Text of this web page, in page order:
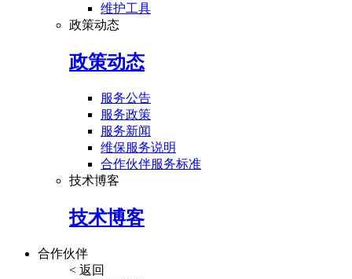
维护工具
政策动态
政策动态
服务公告
服务政策
服务新闻
维保服务说明
合作伙伴服务标准
技术博客
技术博客
合作伙伴
< 返回